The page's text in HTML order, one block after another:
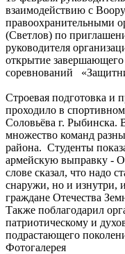
взаимодействию с
правоохранительными
(Светлов) по
руководителя
открытие
соревнований
Строевая подготовка и
проходило в
Соловьёва г. Рыбинска.
множество команд
района. Студенты
армейскую выправку -
слове сказал, что надо
снаружи, но и изнутри,
граждане Отечества
Также поблагодарил
патриотическому и
подрастающего
Фотогалерея